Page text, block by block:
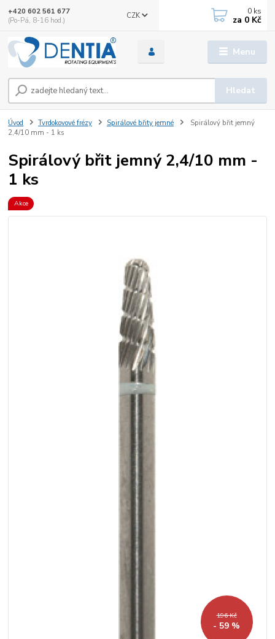
Menu
CZK
Hledat
+420 602 561 677
(Po-Pá, 8-16 hod.)
0 ks
za 0 Kč
Úvod Tvrdokovové frézy Spirálové břity jemné
Spirálový břit jemný
2,4/10 mm - 1 ks
Spirálový břit jemný 2,4/10 mm -
1 ks
Akce
196 Kč
- 59 %